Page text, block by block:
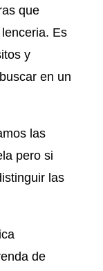
que
Es
y
en un
las
pero si
las
de